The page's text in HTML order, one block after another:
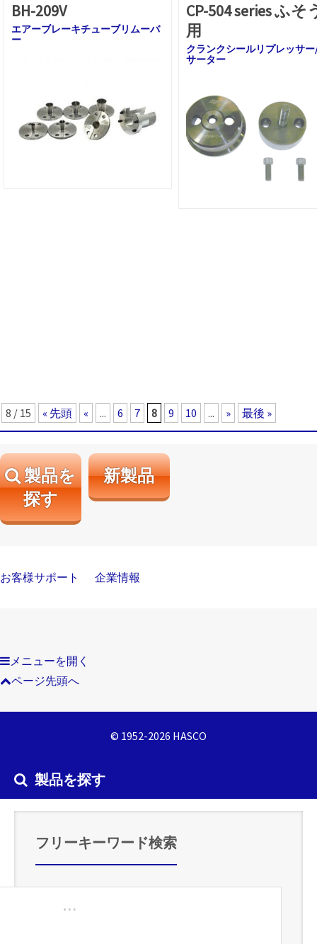
BH-209V
エアーブレーキチューブリムーバ
ー
CP-504 series ふそ
用
クランクシールリプレッサ
サーター
8 / 15 « 先頭 « ... 6 7 8 9 10 ... » 最後 »
製品を
探す
新製品
お客様サポート 企業情報
メニューを開く
ページ先頭へ
© 1952-2026 HASCO
製品を探す
フリーキーワード検索